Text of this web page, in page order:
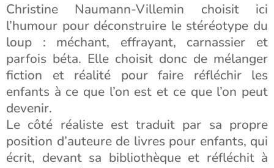
Christine Naumann-Villemin choisit ici
l’humour pour déconstruire le stéréotype du
loup : méchant, effrayant, carnassier et
parfois béta. Elle choisit donc de mélanger
fiction et réalité pour faire réfléchir les
enfants à ce que l’on est et ce que l’on peut
devenir.
Le côté réaliste est traduit par sa propre
position d’auteure de livres pour enfants, qui
écrit, devant sa bibliothèque et réfléchit à